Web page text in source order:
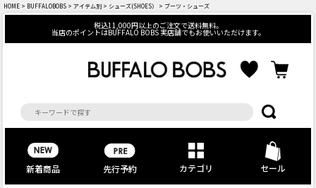
HOME > BUFFALOBOBS > アイテム別 > シューズ(SHOES） > ブーツ・シューズ
税込11,000円以上のご注文で送料無料。
当店のポイントはBUFFALO BOBS 実店舗でもお使いいただけます。
新着商品 先行予約 カテゴリ セール